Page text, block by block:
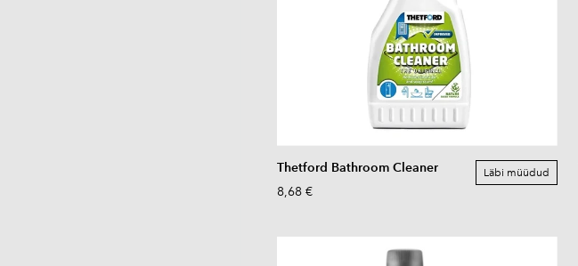
Thetford Bathroom Cleaner
8,68 €
Läbi müüdud